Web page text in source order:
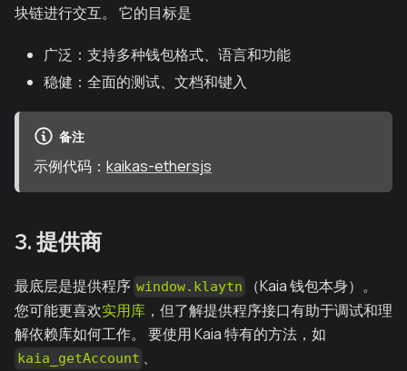
块链进行交互。 它的目标是
广泛：支持多种钱包格式、语言和功能
稳健：全面的测试、文档和键入
备注
示例代码： kaikas-ethersjs
3. 提供商
最底层是提供程序 window.klaytn
（Kaia 钱包本身）。
您可能更喜欢实用库 ，但了解提供程序接口有助于调试和理
解依赖库如何工作。 要使用 Kaia 特有的方法，如
kaia_getAccount 、